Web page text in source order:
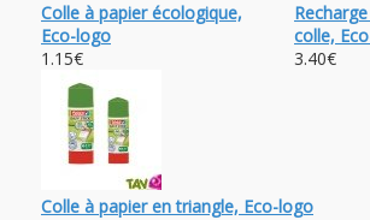
Colle à papier écologique,
Eco-logo
1.15€
colle,
3.40€
Colle à papier en triangle, Eco-logo